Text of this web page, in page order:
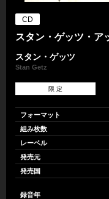
CD
スタン・ゲッツ・ア
スタン・ゲッツ
Stan Getz
限 定
フォーマット
組み枚数
レーベル
発売元
発売国
録音年